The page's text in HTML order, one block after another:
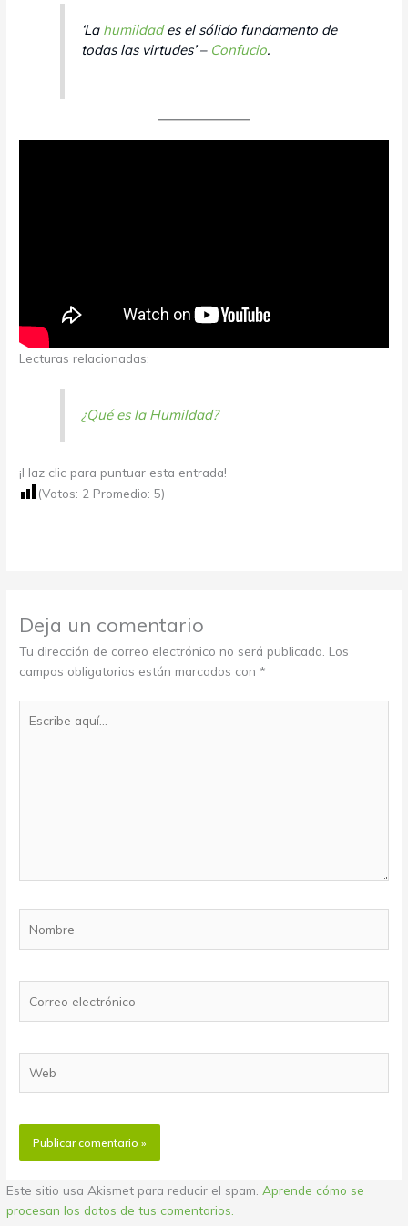
‘La humildades el sólido fundamento de
todas las virtudes’ – Confucio.
Lecturas relacionadas:
¿Qué es la Humildad?
¡Haz clic para puntuar esta entrada!
(Votos: 2 Promedio:5)
Deja un comentario
Tu dirección de correo electrónico no será publicada. Los
campos obligatorios están marcados con *
aquí...
electrónico
Este sitio usa Akismet para reducir el spam. Aprende cómo se
procesan los datos de tus comentarios.